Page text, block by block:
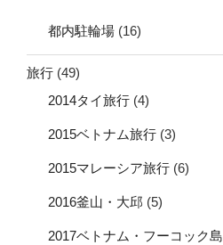
都内駐輪場 (16)
旅行 (49)
2014タイ旅行 (4)
2015ベトナム旅行 (3)
2015マレーシア旅行 (6)
2016釜山・大邱 (5)
2017ベトナム・フーコック島